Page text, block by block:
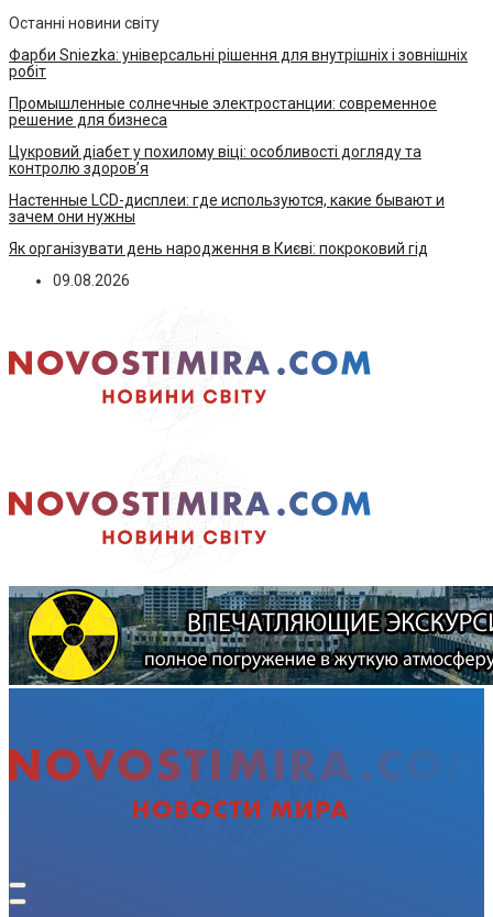
Останні новини світу
Фарби Sniezka: універсальні рішення для внутрішніх і зовнішніх
робіт
Промышленные солнечные электростанции: современное
решение для бизнеса
Цукровий діабет у похилому віці: особливості догляду та
контролю здоров’я
Настенные LCD-дисплеи: где используются, какие бывают и
зачем они нужны
Як організувати день народження в Києві: покроковий гід
09.08.2026